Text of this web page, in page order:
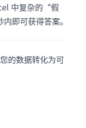
中复杂的“假
即可获得答案。
的数据转化为可